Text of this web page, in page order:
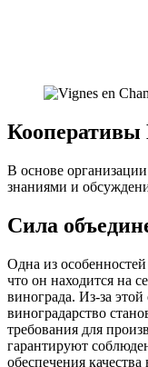
В основе
знаниями и
Сила
Одна из
что он находится на
винограда. Из-за
виноградарство
требования для
гарантируют
обеспечения